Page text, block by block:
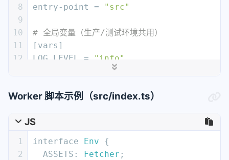
8
9
10
11
12
15
17
entry-point
= "src"
# 全局变量（生产/测试环境共用）
[vars]
LOG_LEVEL
= "info"
kv_namespaces = [
]
# D1 数据库（无环境区分）
Worker 脚本示例（src/index.ts）
JS
1
2
interface Env {
ASSETS : Fetcher ;